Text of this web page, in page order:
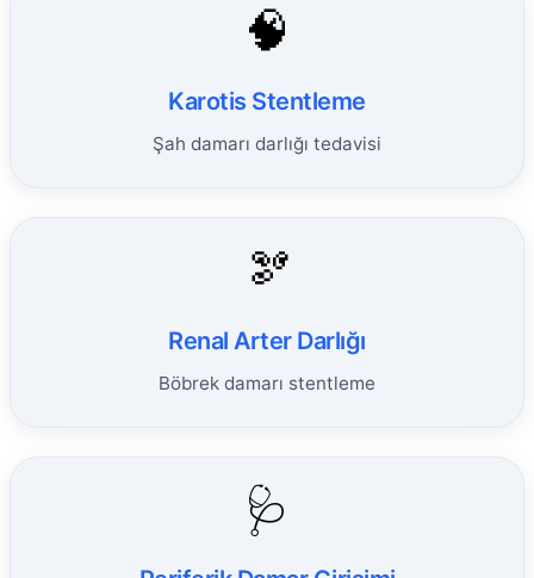
🧠
Karotis Stentleme
Şah damarı darlığı tedavisi
🫘
Renal Arter Darlığı
Böbrek damarı stentleme
🩺